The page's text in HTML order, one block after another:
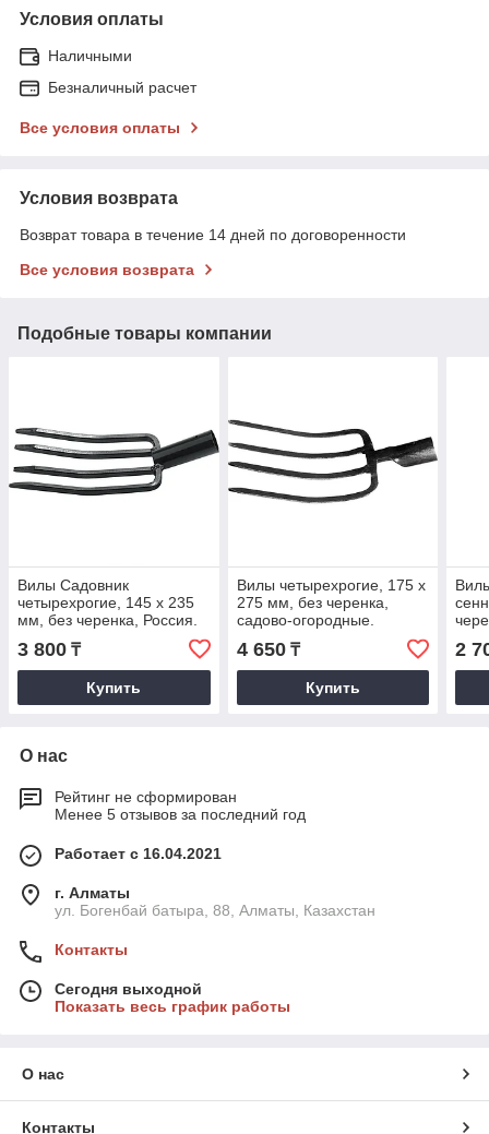
Условия оплаты
Наличными
Безналичный расчет
Все условия оплаты
Условия возврата
Возврат товара в течение 14 дней по договоренности
Все условия возврата
Подобные товары компании
Вилы Садовник
четырехрогие, 145 х 235
мм, без черенка, Россия.
СИБРТЕХ
3 800 ₸
Купить
Вилы четырехрогие, 175 х
275 мм, без черенка,
садово-огородные.
СИБРТЕХ
4 650₸
Купить
2
О нас
Рейтинг не сформирован
Менее 5 отзывов за последний год
Работает с 16.04.2021
г. Алматы
ул. Богенбай батыра, 88, Алматы, Казахстан
Контакты
Сегодня выходной
Показать весь график работы
О нас
Контакты